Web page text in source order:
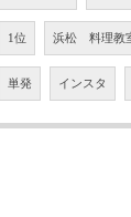
1位 浜松 料理教
単発 インスタ